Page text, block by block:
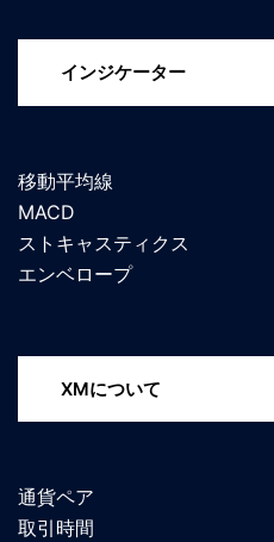
インジケーター
移動平均線
MACD
ストキャスティクス
エンベロープ
XMについて
通貨ペア
取引時間